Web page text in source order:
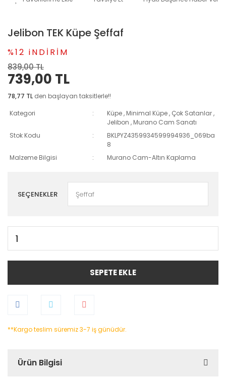
Jelibon TEK Küpe Şeffaf
%12 iNDİRİM
839,00 TL
739,00 TL
78,77 TL den başlayan taksitlerle!!
Kategori
Küpe, Minimal Küpe, Çok Satanlar,
Jelibon , Murano Cam Sanatı
Stok Kodu
BKLPYZ4359934599994936_069ba
8
Malzeme Bilgisi
Murano Cam-Altın Kaplama
SEÇENEKLER
SEPETE EKLE
**Kargo teslim süremiz 3-7 iş günüdür.
Ürün Bilgisi